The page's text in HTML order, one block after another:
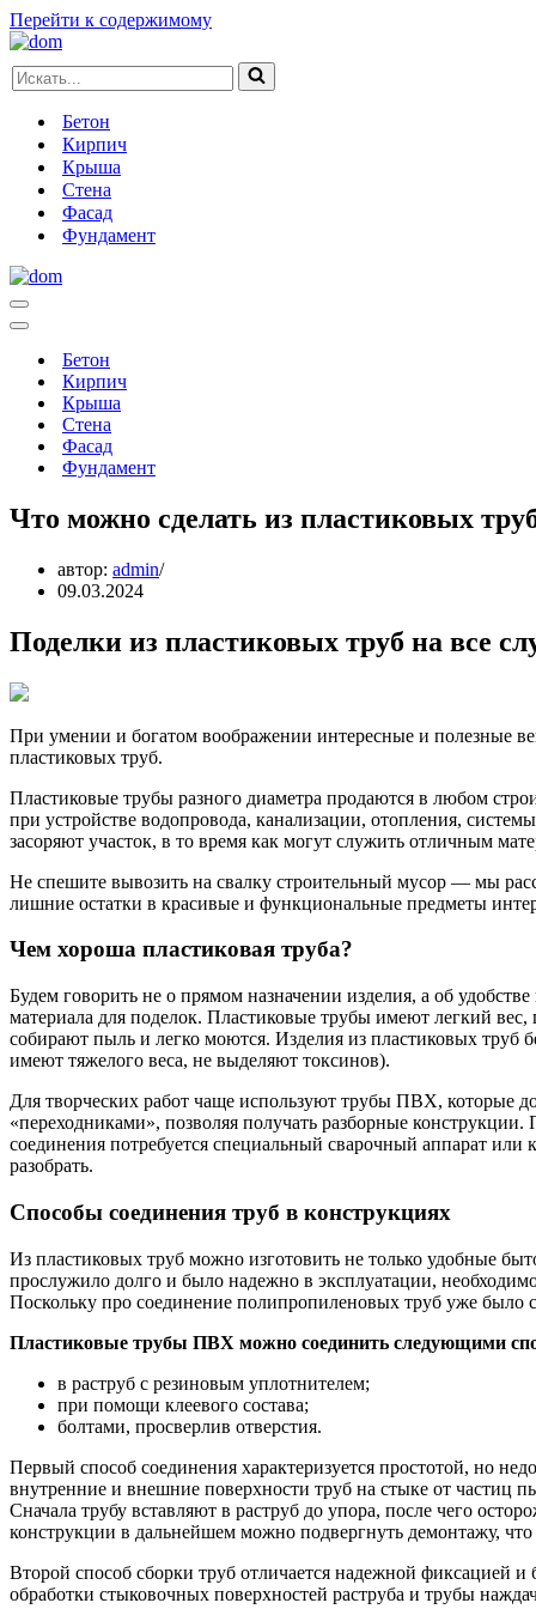
Перейти к содержимому
Искать...
Бетон
Кирпич
Крыша
Стена
Фасад
Фундамент
Меню
навигации
Меню
навигацииБетон
Кирпич
Крыша
Стена
Фасад
Фундамент
Что можно сделать из пластиковых
автор: admin
09.03.2024
Поделки из пластиковых труб на все
При умении и богатом воображении интересные и полезные
пластиковых труб.
Пластиковые трубы разного диаметра продаются в любом
при устройстве водопровода, канализации, отопления,
засоряют участок, в то время как могут служить отличным
Не спешите вывозить на свалку строительный мусор — мы
лишние остатки в красивые и функциональные предметы
Чем хороша пластиковая труба?
Будем говорить не о прямом назначении изделия, а об
материала для поделок. Пластиковые трубы имеют легкий
собирают пыль и легко моются. Изделия из пластиковых труб
имеют тяжелого веса, не выделяют токсинов).
Для творческих работ чаще используют трубы ПВХ, которые
«переходниками», позволяя получать разборные
соединения потребуется специальный сварочный аппарат
разобрать.
Способы соединения труб в конструкциях
Из пластиковых труб можно изготовить не только удобные
прослужило долго и было надежно в эксплуатации,
Поскольку про соединение полипропиленовых труб уже было
Пластиковые трубы ПВХ можно соединить следующими
в раструб с резиновым уплотнителем;
при помощи клеевого состава;
болтами, просверлив отверстия.
Первый способ соединения характеризуется простотой, но
внутренние и внешние поверхности труб на стыке от частиц
Сначала трубу вставляют в раструб до упора, после чего
конструкции в дальнейшем можно подвергнуть демонтажу,
Второй способ сборки труб отличается надежной фиксацией
обработки стыковочных поверхностей раструба и трубы